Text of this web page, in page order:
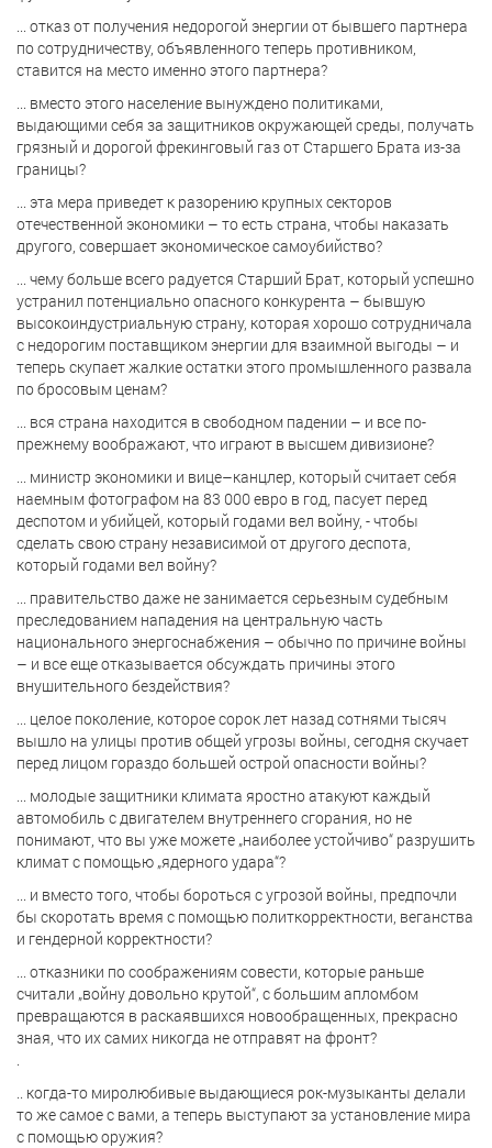
... отказ от получения недорогой энергии от бывшего партнера
по сотрудничеству, объявленного теперь противником,
ставится на место именно этого партнера?
... вместо этого население вынуждено политиками,
выдающими себя за защитников окружающей среды, получать
грязный и дорогой фрекинговый газ от Старшего Брата из-за
границы?
... эта мера приведет к разорению крупных секторов
отечественной экономики – то есть страна, чтобы наказать
другого, совершает экономическое самоубийство?
... чему больше всего радуется Старший Брат, который успешно
устранил потенциально опасного конкурента – бывшую
высокоиндустриальную страну, которая хорошо сотрудничала
с недорогим поставщиком энергии для взаимной выгоды – и
теперь скупает жалкие остатки этого промышленного развала
по бросовым ценам?
... вся страна находится в свободном падении – и все по-
прежнему воображают, что играют в высшем дивизионе?
... министр экономики и вице–канцлер, который считает себя
наемным фотографом на 83 000 евро в год, пасует перед
деспотом и убийцей, который годами вел войну, - чтобы
сделать свою страну независимой от другого деспота,
который годами вел войну?
... правительство даже не занимается серьезным судебным
преследованием нападения на центральную часть
национального энергоснабжения – обычно по причине войны
– и все еще отказывается обсуждать причины этого
внушительного бездействия?
... целое поколение, которое сорок лет назад сотнями тысяч
вышло на улицы против общей угрозы войны, сегодня скучает
перед лицом гораздо большей острой опасности войны?
... молодые защитники климата яростно атакуют каждый
автомобиль с двигателем внутреннего сгорания, но не
понимают, что вы уже можете „наиболее устойчиво“ разрушить
климат с помощью „ядерного удара“?
... и вместо того, чтобы бороться с угрозой войны, предпочли
бы скоротать время с помощью политкорректности, веганства
и гендерной корректности?
... отказники по соображениям совести, которые раньше
считали „войну довольно крутой“, с большим апломбом
превращаются в раскаявшихся новообращенных, прекрасно
зная, что их самих никогда не отправят на фронт?
.. когда-то миролюбивые выдающиеся рок-музыканты делали
то же самое с вами, а теперь выступают за установление мира
с помощью оружия?